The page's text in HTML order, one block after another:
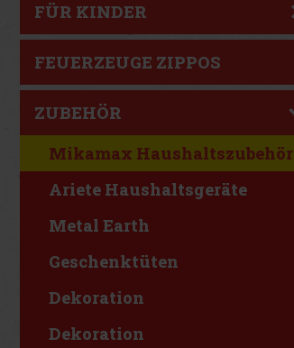
FÜR KINDER
FEUERZEUGE ZIPPOS
ZUBEHÖR
Mikamax Haushaltszubehör
Ariete Haushaltsgeräte
Metal Earth
Geschenktüten
Dekoration
Dekoration